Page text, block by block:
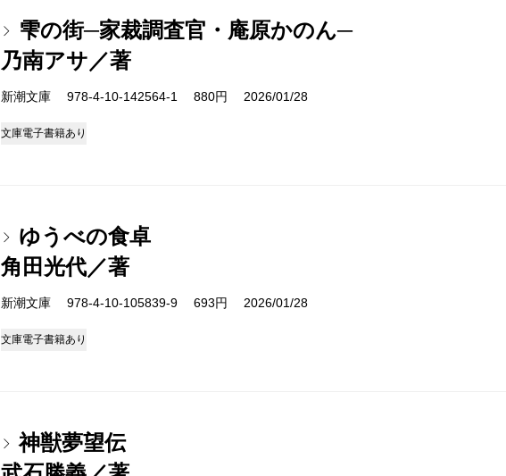
雫の街─家裁調査官・庵原かのん─
乃南アサ／著
新潮文庫 978-4-10-142564-1 880円 2026/01/28
文庫電子書籍あり
ゆうべの食卓
角田光代／著
新潮文庫 978-4-10-105839-9 693円 2026/01/28
文庫電子書籍あり
神獣夢望伝